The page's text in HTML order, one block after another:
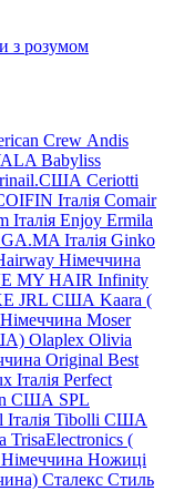
з розумом
Crew Andis
Babyliss
Ceriotti
Італія Comair
Італія Enjoy Ermila
GA.MA Італія Ginko
Німеччина
MY HAIR Infinity
JRL США Kaara (
Moser
Olaplex Olivia
Original Best
Італія Perfect
США SPL
Tibolli США
TrisaElectronics (
Ножиці
Сталекс Стиль